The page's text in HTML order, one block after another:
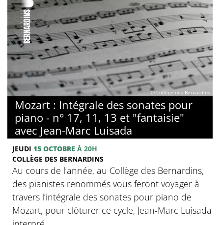
© Collège des Bernardins
Mozart : Intégrale des sonates pour
piano - n° 17, 11, 13 et "fantaisie"
avec Jean-Marc Luisada
JEUDI 15 OCTOBRE À 20H
COLLÈGE DES BERNARDINS
Au cours de l’année, au Collège des Bernardins,
des pianistes renommés vous feront voyager à
travers l’intégrale des sonates pour piano de
Mozart, pour clôturer ce cycle, Jean-Marc Luisada